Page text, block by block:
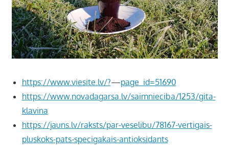
https://www.viesite.lv/?—page_id=51690
https://www.novadagarsa.lv/saimnieciba/1253/gita-
klavina
https://jauns.lv/raksts/par-veselibu/78167-vertigais-
pluskoks-pats-specigakais-antioksidants